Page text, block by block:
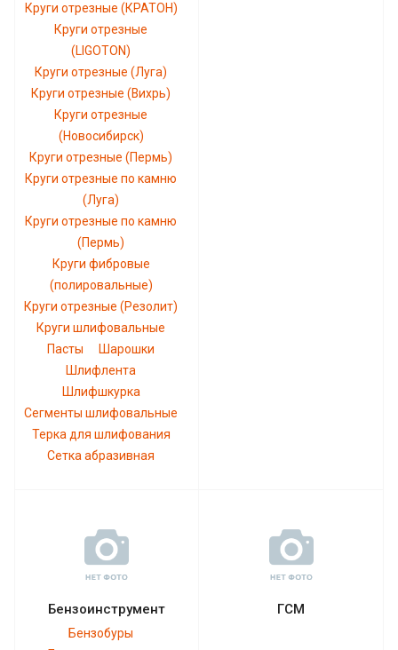
Круги отрезные (КРАТОН)
Круги отрезные
(LIGOTON)
Круги отрезные (Луга)
Круги отрезные (Вихрь)
Круги отрезные
(Новосибирск)
Круги отрезные (Пермь)
Круги отрезные по камню
(Луга)
Круги отрезные по камню
(Пермь)
Круги фибровые
(полировальные)
Круги отрезные (Резолит)
Круги шлифовальные
Пасты
Шарошки
Шлифлента
Шлифшкурка
Сегменты шлифовальные
Терка для шлифования
Сетка абразивная
Бензоинструмент
Бензобуры
ГСМ